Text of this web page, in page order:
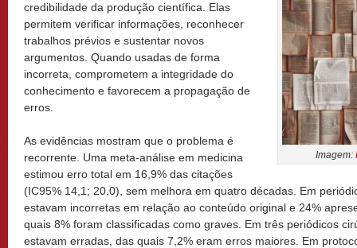
Imagem:
credibilidade da produção científica. Elas
permitem verificar informações, reconhecer
trabalhos prévios e sustentar novos
argumentos. Quando usadas de forma
incorreta, comprometem a integridade do
conhecimento e favorecem a propagação de
erros.
As evidências mostram que o problema é
recorrente. Uma meta-análise em medicina
estimou erro total em 16,9% das citações
(IC95% 14,1; 20,0), sem melhora em quatro décadas. Em
estavam incorretas em relação ao conteúdo original e 24%
quais 8% foram classificadas como graves. Em três periódicos
estavam erradas, das quais 7,2% eram erros maiores. Em